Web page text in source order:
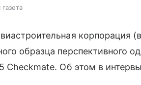
корпорация
образца перспективного
Checkmate. Об этом в